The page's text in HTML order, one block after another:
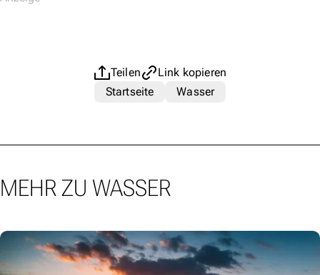
Teilen
Link kopieren
Startseite
Wasser
MEHR ZU WASSER